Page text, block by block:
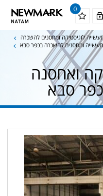
0
לוגיסטיקה ומחסנים להשכרה
ומחסנים להשכרה בכפר סבא
ואחסנה
סבא